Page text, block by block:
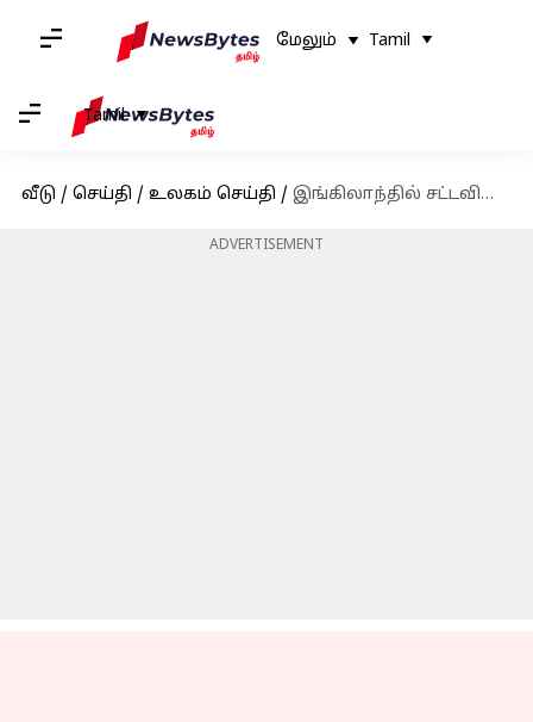
மேலும் Tamil
Tamil
வீடு / செய்தி / உலகம் செய்தி / இங்கிலாந்தில் சட்டவிரோதமாக வேலை செய்ததற்காக 600க்கும் மேற்பட்டோர் கைது
ADVERTISEMENT